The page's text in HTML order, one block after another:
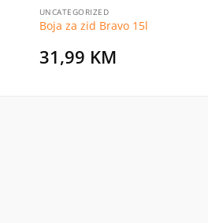
UNCATEGORIZED
Boja za zid Bravo 15l
31,99 KM